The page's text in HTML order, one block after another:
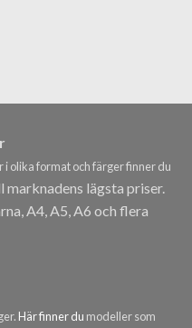
olika format och färger finner du
lägsta priser.
A4, A5, A6 och flera
Här finner du modeller som